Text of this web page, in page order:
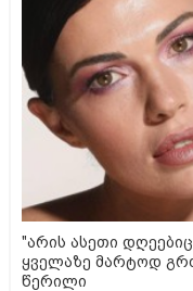
"არის ასეთი
ყველაზე მარტოდ
წერილი